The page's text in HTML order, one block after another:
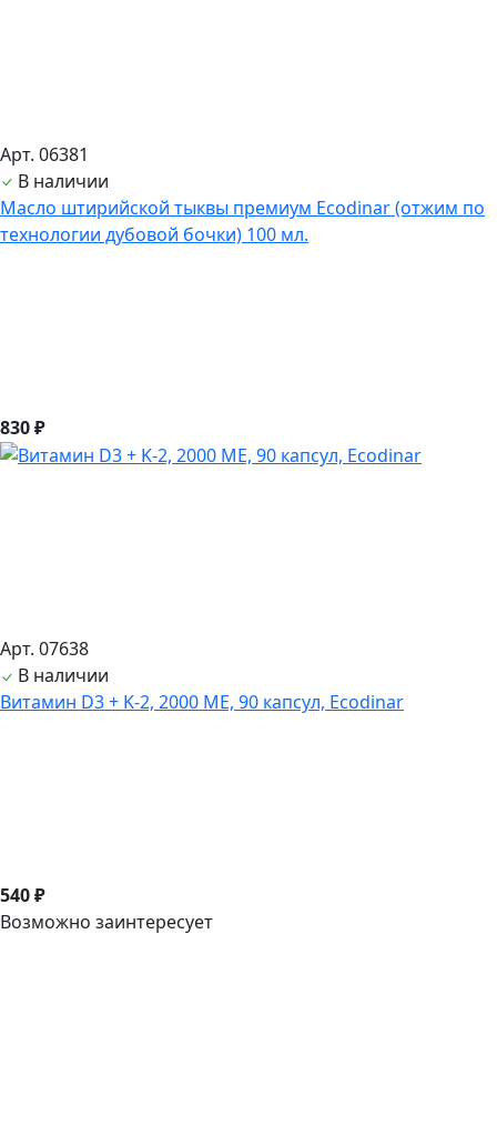
Арт. 06381
В наличии
Масло штирийской тыквы премиум Ecodinar (отжим по
технологии дубовой бочки) 100 мл.
830 ₽
Арт. 07638
В наличии
Витамин D3 + K-2, 2000 ME, 90 капсул, Ecodinar
540 ₽
Возможно заинтересует